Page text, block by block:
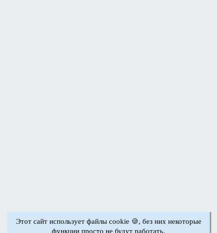
Этот сайт использует файлы cookie 🍪, без них некоторые
функции просто не будут работать.